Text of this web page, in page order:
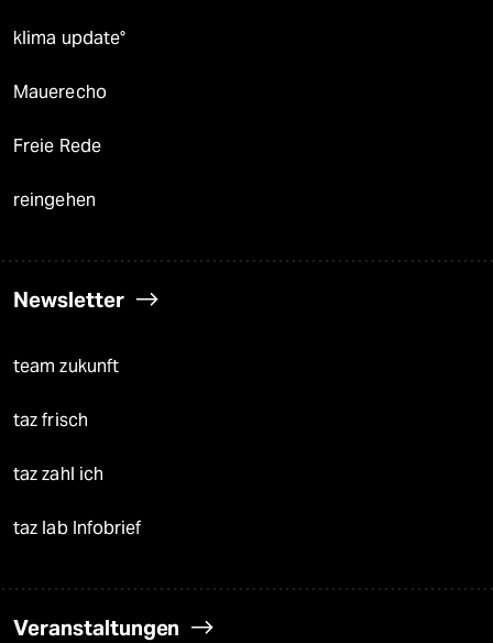
klima update°
Mauerecho
Freie Rede
reingehen
Newsletter
team zukunft
taz frisch
taz zahl ich
taz lab Infobrief
Veranstaltungen